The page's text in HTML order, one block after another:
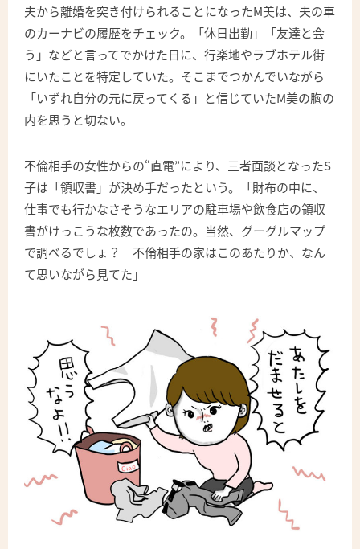
夫から離婚を突き付けられることになったM美は、夫の車
のカーナビの履歴をチェック。「休日出勤」「友達と会
う」などと言ってでかけた日に、行楽地やラブホテル街
にいたことを特定していた。そこまでつかんでいながら
「いずれ自分の元に戻ってくる」と信じていたM美の胸の
内を思うと切ない。
不倫相手の女性からの“直電”により、三者面談となったS
子は「領収書」が決め手だったという。「財布の中に、
仕事でも行かなさそうなエリアの駐車場や飲食店の領収
書がけっこうな枚数であったの。当然、グーグルマップ
で調べるでしょ？ 不倫相手の家はこのあたりか、なん
て思いながら見てた」